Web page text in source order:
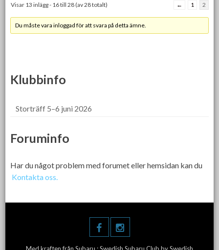
Visar 13 inlägg - 16 till 28 (av 28 totalt) ← 1 2
Du måste vara inloggad för att svara på detta ämne.
Klubbinfo
Storträff 5–6 juni 2026
Foruminfo
Har du något problem med forumet eller hemsidan kan du
Kontakta oss.